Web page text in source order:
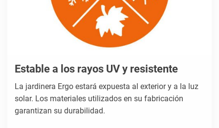
Estable a los rayos UV y resistente
La jardinera Ergo estará expuesta al exterior y a la luz
solar. Los materiales utilizados en su fabricación
garantizan su durabilidad.